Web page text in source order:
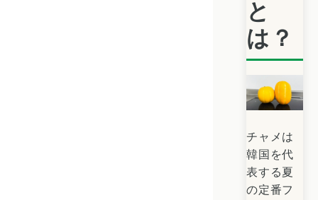
と
は？
チャメは
韓国を代
表する夏
の定番フ